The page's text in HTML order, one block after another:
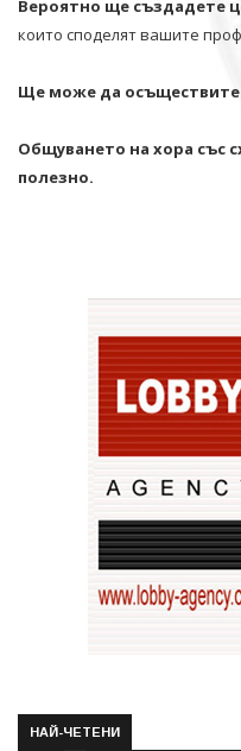
Вероятно ще създадете
които споделят вашите
Ще може да
Общуването на хора със
полезно.
НАЙ-ЧЕТЕНИ